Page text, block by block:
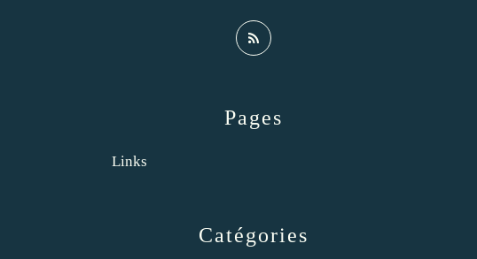
Catégories
Pages
Links